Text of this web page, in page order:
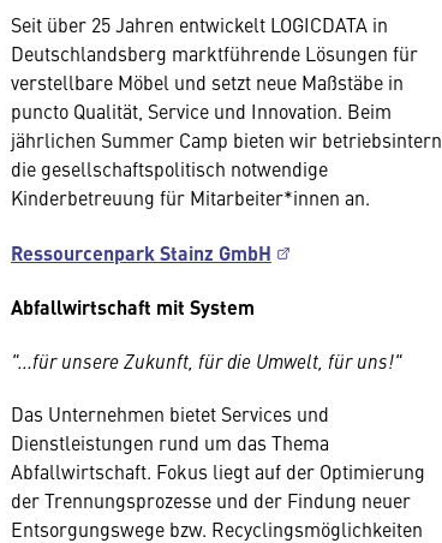
Seit über 25 Jahren entwickelt LOGICDATA in
Deutschlandsberg marktführende Lösungen für
verstellbare Möbel und setzt neue Maßstäbe in
puncto Qualität, Service und Innovation. Beim
jährlichen Summer Camp bieten wir betriebsintern
die gesellschaftspolitisch notwendige
Kinderbetreuung für Mitarbeiter*innen an.
Ressourcenpark Stainz GmbH
Abfallwirtschaft mit System
"...für unsere Zukunft, für die Umwelt, für uns!"
Das Unternehmen bietet Services und
Dienstleistungen rund um das Thema
Abfallwirtschaft. Fokus liegt auf der Optimierung
der Trennungsprozesse und der Findung neuer
Entsorgungswege bzw. Recyclingsmöglichkeiten